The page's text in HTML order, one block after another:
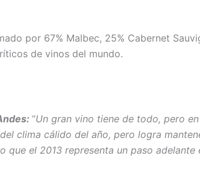
por 67% Malbec, 25% Cabernet
de vinos del mundo.
“Un gran vino tiene de todo, pero
clima cálido del año, pero logra
que el 2013 representa un paso